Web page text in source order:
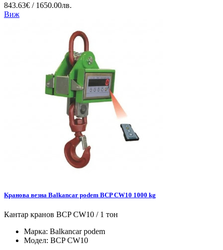
843.63€ / 1650.00лв.
Виж
Кранова везна Balkancar podem BCP CW10 1000 kg
Кантар кранов BCP CW10 / 1 тон
Марка: Balkancar podem
Модел: BCP CW10